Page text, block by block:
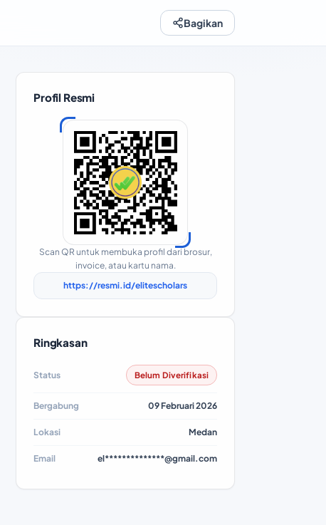
Bagikan
Profil Resmi
Scan QR untuk membuka profil dari brosur,
invoice, atau kartu nama.
https://resmi.id/elitescholars
Ringkasan
Status Belum Diverifikasi
Bergabung 09 Februari 2026
Lokasi Medan
Email el**************@gmail.com